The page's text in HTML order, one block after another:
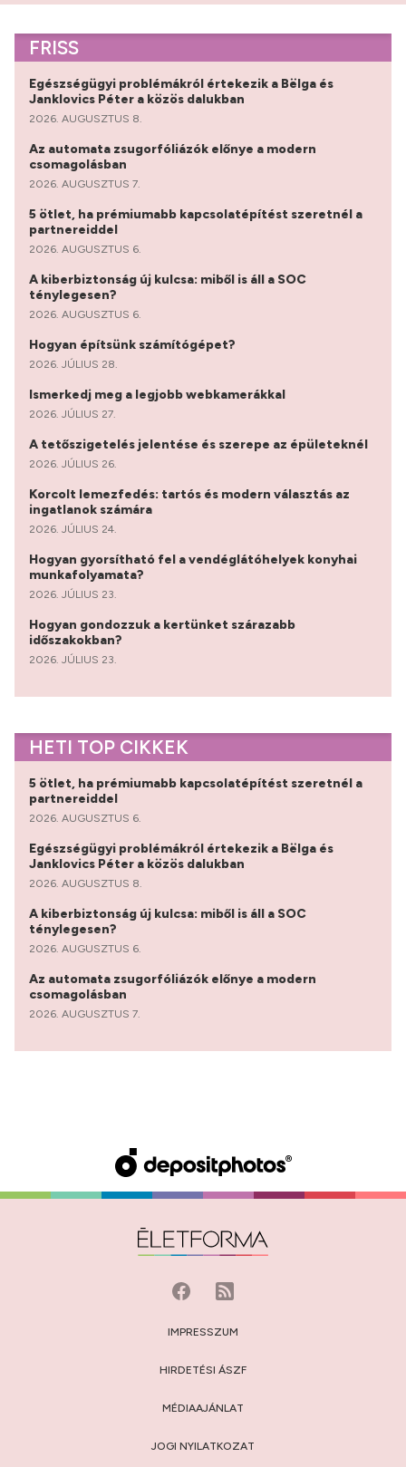
FRISS
Egészségügyi problémákról értekezik a Bëlga és
Janklovics Péter a közös dalukban
2026. AUGUSZTUS 8.
Az automata zsugorfóliázók előnye a modern
csomagolásban
2026. AUGUSZTUS 7.
5 ötlet, ha prémiumabb kapcsolatépítést szeretnél a
partnereiddel
2026. AUGUSZTUS 6.
A kiberbiztonság új kulcsa: miből is áll a SOC
ténylegesen?
2026. AUGUSZTUS 6.
Hogyan építsünk számítógépet?
2026. JÚLIUS 28.
Ismerkedj meg a legjobb webkamerákkal
2026. JÚLIUS 27.
A tetőszigetelés jelentése és szerepe az épületeknél
2026. JÚLIUS 26.
Korcolt lemezfedés: tartós és modern választás az
ingatlanok számára
2026. JÚLIUS 24.
Hogyan gyorsítható fel a vendéglátóhelyek konyhai
munkafolyamata?
2026. JÚLIUS 23.
Hogyan gondozzuk a kertünket szárazabb
időszakokban?
2026. JÚLIUS 23.
HETI TOP CIKKEK
5 ötlet, ha prémiumabb kapcsolatépítést szeretnél a
partnereiddel
2026. AUGUSZTUS 6.
Egészségügyi problémákról értekezik a Bëlga és
Janklovics Péter a közös dalukban
2026. AUGUSZTUS 8.
A kiberbiztonság új kulcsa: miből is áll a SOC
ténylegesen?
2026. AUGUSZTUS 6.
Az automata zsugorfóliázók előnye a modern
csomagolásban
2026. AUGUSZTUS 7.
IMPRESSZUM
HIRDETÉSI ÁSZF
MÉDIAAJÁNLAT
JOGI NYILATKOZAT